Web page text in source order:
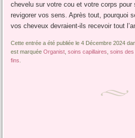
chevelu sur votre cou et votre corps
revigorer vos sens. Après tout, pourquoi
vos cheveux devraient-ils recevoir tout
Cette entrée a été publiée le 4 Décembre 2024
est marquéeOrganist ,soins capillaires ,soins
fins